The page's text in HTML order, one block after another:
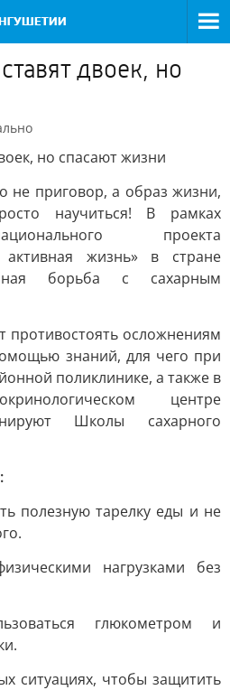
двоек, но
но спасают жизни
не приговор, а образ жизни,
научиться! В рамках
проекта
жизнь» в стране
борьба с сахарным
осложнениям
знаний, для чего при
поликлинике, а также в
центре
Школы сахарного
полезную тарелку еды и не
нагрузками без
глюкометром и
ситуациях, чтобы защитить